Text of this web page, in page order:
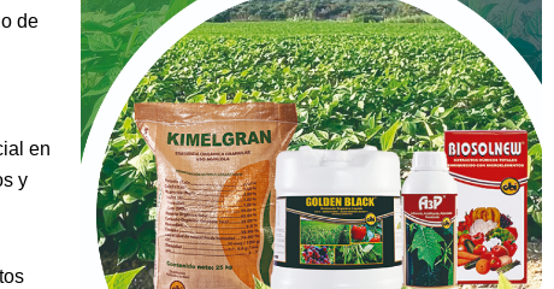
de
en
y